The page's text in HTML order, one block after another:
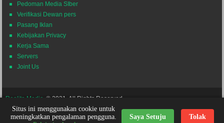
Pedoman Media SIber
Verifikasi Dewan pers
Pasang Iklan
Kebijakan Privacy
Kerja Sama
Servers
Joint Us
Realita Media © 2021. All Rights Reserved.
Powered by Themes24x7 Nick Desain
Situs ini menggunakan cookie untuk
meningkatkan pengalaman pengguna.
Saya Setuju Tolak